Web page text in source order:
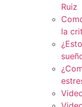
Ruiz
la